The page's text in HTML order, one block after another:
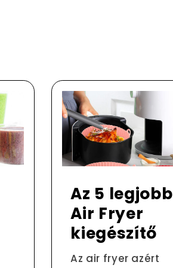
Az 5 legjobb
Air Fryer
kiegészítő
Az air fryer azért